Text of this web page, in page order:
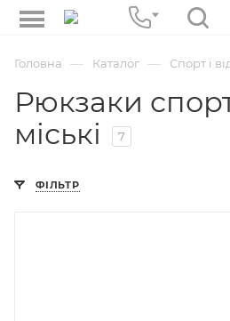
Головна — Каталог — Спорт і
Рюкзаки
міські
7
ФІЛЬТР